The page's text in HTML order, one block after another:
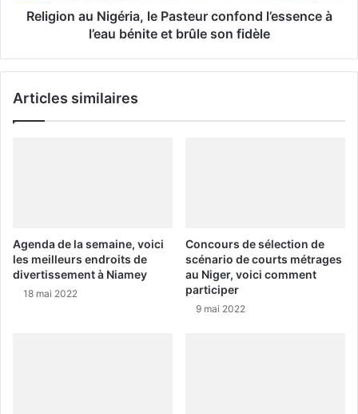
Religion au Nigéria, le Pasteur confond l’essence à
l’eau bénite et brûle son fidèle
Articles similaires
Agenda de la semaine, voici
les meilleurs endroits de
divertissement à Niamey
18 mai 2022
Concours de sélection de
scénario de courts métrages
au Niger, voici comment
participer
9 mai 2022